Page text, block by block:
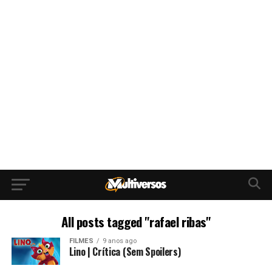
All posts tagged "rafael ribas"
FILMES 9 anos ago
Lino | Crítica (Sem Spoilers)